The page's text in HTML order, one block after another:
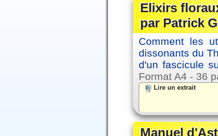
Elixirs
par Patrick
Comment les
dissonants du
d'un fascicule
Format A4 - 36
Lire un extrait
Manuel